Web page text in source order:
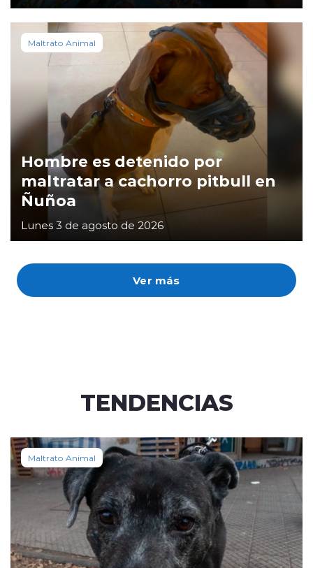
Ver más
Maltrato Animal
Hombre es detenido por
maltratar a cachorro pitbull en
Ñuñoa
Lunes 3 de agosto de 2026
TENDENCIAS
Maltrato Animal